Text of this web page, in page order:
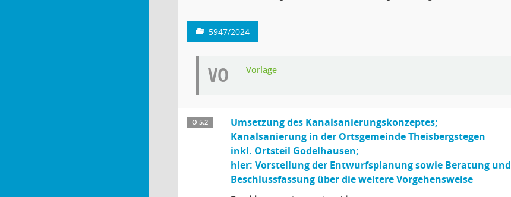
5947/2024
VO Vorlage
Ö 5.2
Umsetzung des Kanalsanierungskonzeptes;
Kanalsanierung in der Ortsgemeinde Theisbergstegen
inkl. Ortsteil Godelhausen;
hier: Vorstellung der Entwurfsplanung sowie Beratung und
Beschlussfassung über die weitere Vorgehensweise